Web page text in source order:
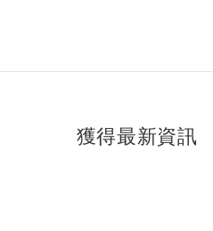
獲得最新資訊